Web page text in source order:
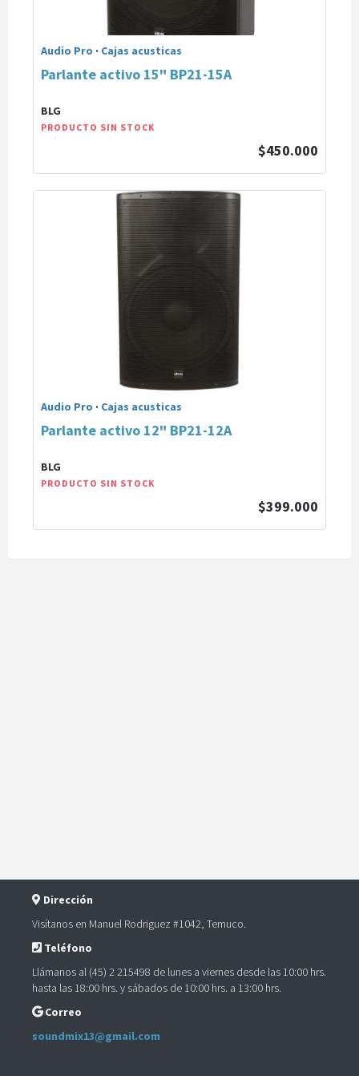
Audio Pro · Cajas acusticas
Parlante activo 15" BP21-15A
BLG
PRODUCTO SIN STOCK
$450.000
Audio Pro · Cajas acusticas
Parlante activo 12" BP21-12A
BLG
PRODUCTO SIN STOCK
$399.000
Dirección
Visítanos en Manuel Rodriguez #1042, Temuco.
Teléfono
Llámanos al (45) 2 215498 de lunes a viernes desde las 10:00 hrs.
hasta las 18:00 hrs. y sábados de 10:00 hrs. a 13:00 hrs.
Correo
soundmix13@gmail.com